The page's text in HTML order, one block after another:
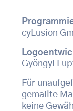
cyLusion
Gyöngyi
Für
gemailte
keine